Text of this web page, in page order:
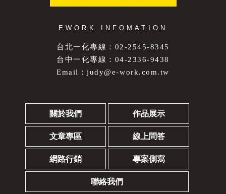
EWORK INFOMATION
台北一化專線：02-2545-8345
台中一化專線：04-2336-9438
Email：judy@e-work.com.tw
關於我們 作品展示
文章專區 線上問答
網路行銷 專案側寫
聯絡我們